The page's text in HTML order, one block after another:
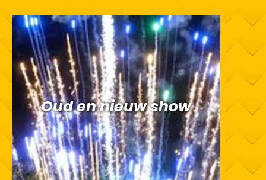
Oud en nieuw show